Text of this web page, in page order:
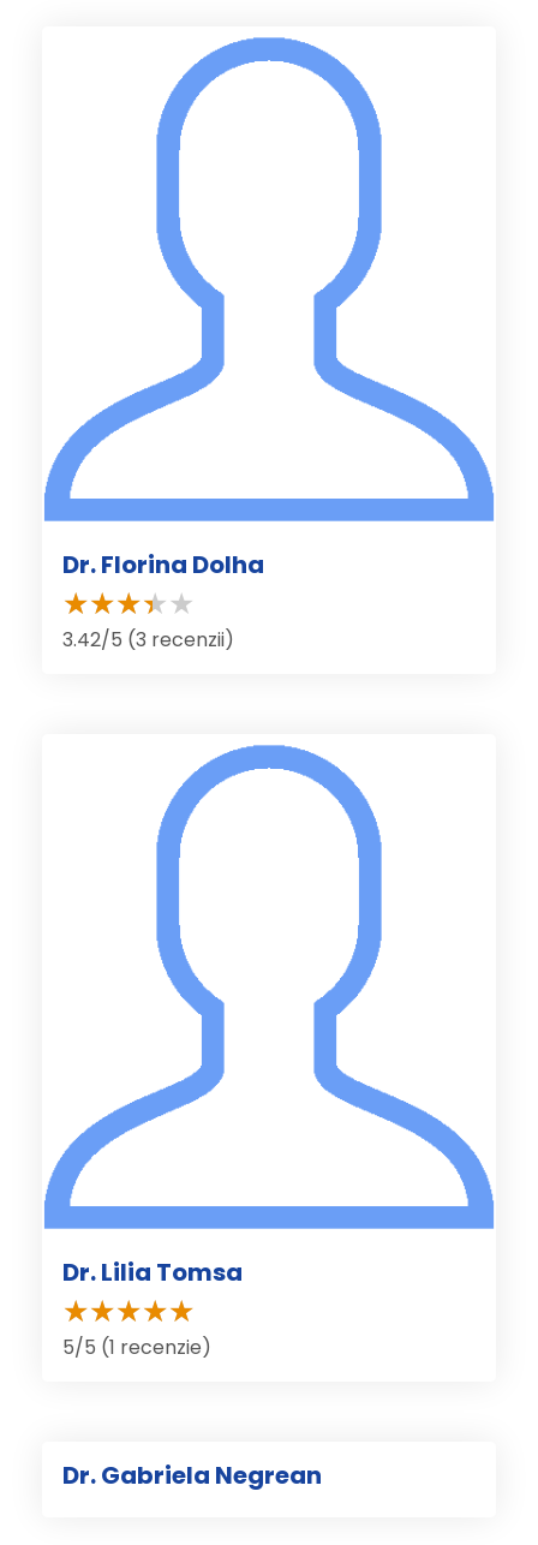
Dr. Florina Dolha
3.42/5 (3 recenzii)
Dr. Lilia Tomsa
5/5 (1 recenzie)
Dr. Gabriela Negrean